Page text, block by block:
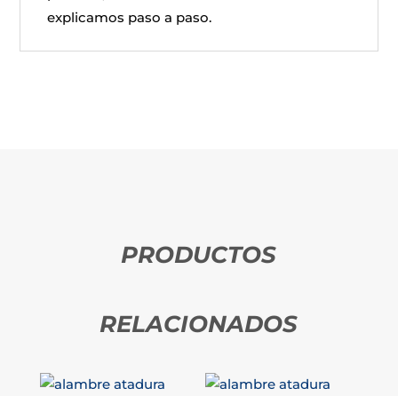
explicamos paso a paso.
PRODUCTOS
RELACIONADOS